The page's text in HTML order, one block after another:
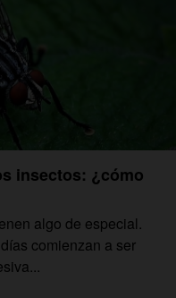
insectos: ¿cómo
algo de especial.
comienzan a ser